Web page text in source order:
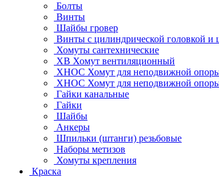
Болты
Винты
Шайбы гровер
Винты с цилиндрической головкой
Хомуты сантехнические
ХВ Хомут вентиляционный
ХНОС Хомут для неподвижной опоры
ХНОС Хомут для неподвижной опоры
Гайки канальные
Гайки
Шайбы
Анкеры
Шпильки (штанги) резьбовые
Наборы метизов
Хомуты крепления
Краска